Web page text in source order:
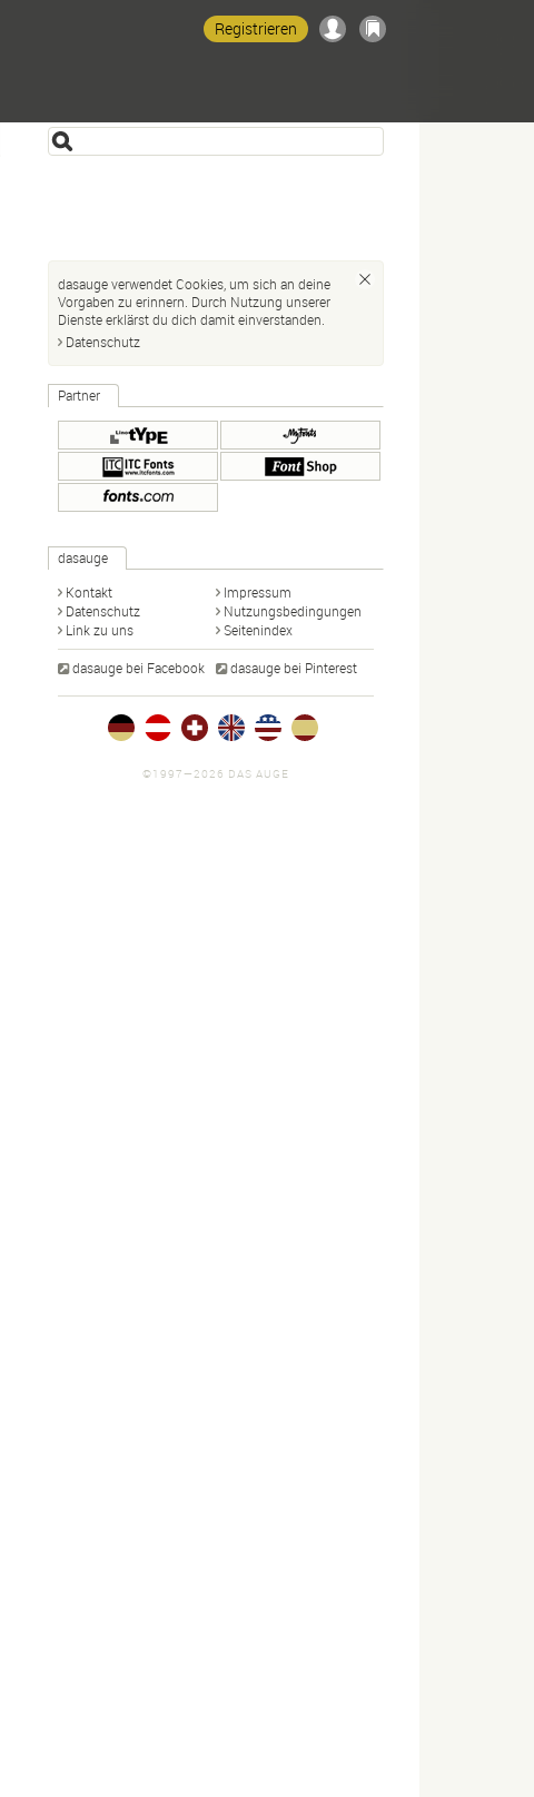
Registrieren
dasauge verwendet Cookies, um sich an deine
Vorgaben zu erinnern. Durch Nutzung unserer
Dienste erklärst du dich damit einverstanden.
Datenschutz
Partner
dasauge
Kontakt
Impressum
Datenschutz
Nutzungsbedingungen
Link zu uns
Seitenindex
dasauge bei Facebook dasauge bei Pinterest
©1997—2026 DAS AUGE